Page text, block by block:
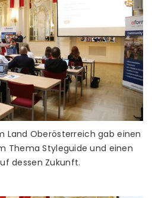
Land Oberösterreich gab einen
Thema Styleguide und einen
dessen Zukunft.